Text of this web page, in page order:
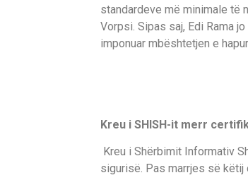
standardeve më minimale të
Vorpsi. Sipas saj, Edi Rama
imponuar mbështetjen e
Kreu i SHISH-it merr
Kreu i Shërbimit Informativ
sigurisë. Pas marrjes së këtij